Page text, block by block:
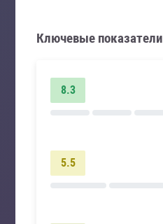
Ключевые показатели
8.3
5.5